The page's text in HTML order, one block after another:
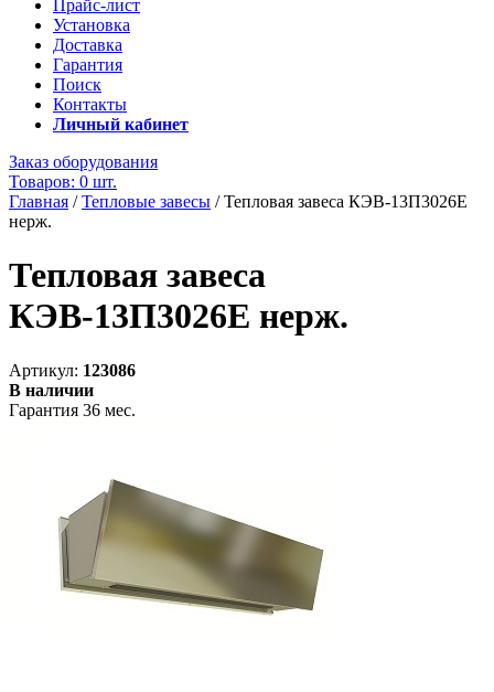
Прайс-лист
Установка
Доставка
Гарантия
Поиск
Контакты
Личный кабинет
Заказ оборудования
Товаров: 0 шт.
Главная /Тепловые завесы /Тепловая завеса КЭВ-13П3026E
нерж.
Тепловая завеса
КЭВ-13П3026E нерж.
Артикул: 123086
В наличии
Гарантия 36 мес.